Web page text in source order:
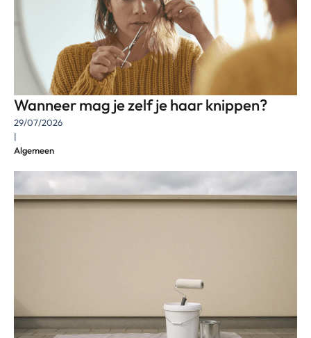
Wanneer mag je zelf je haar knippen?
29/07/2026
|
Algemeen